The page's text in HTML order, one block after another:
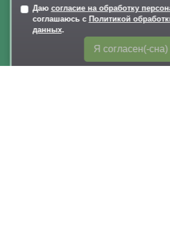
Лыжероллерная
Раздевалки
Контакты
Даю согласие на обработку
соглашаюсь с Политикой
данных.
Я согласен(-сна)